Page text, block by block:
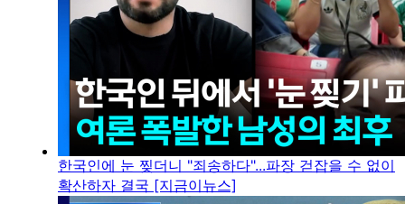
한국인에 눈 찢더니 "죄송하다"...파장 걷잡을 수 없이
확산하자 결국 [지금이뉴스]